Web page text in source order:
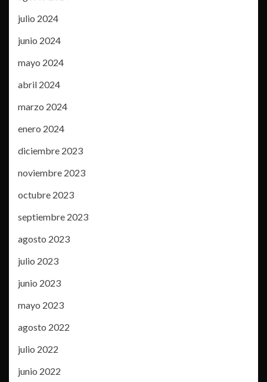
julio 2024
junio 2024
mayo 2024
abril 2024
marzo 2024
enero 2024
diciembre 2023
noviembre 2023
octubre 2023
septiembre 2023
agosto 2023
julio 2023
junio 2023
mayo 2023
agosto 2022
julio 2022
junio 2022